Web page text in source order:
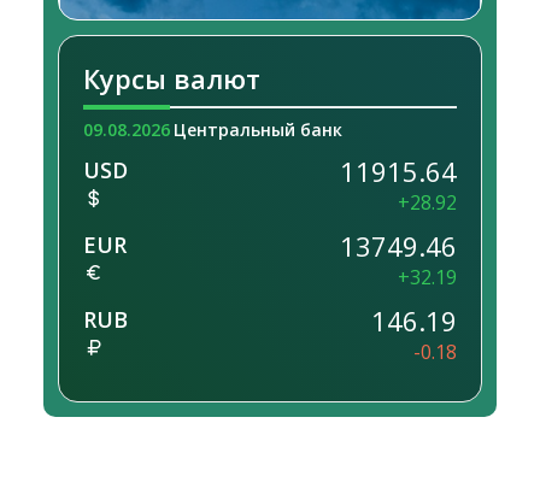
Курсы валют
09.08.2026 Центральный банк
USD 11915.64
+28.92
EUR 13749.46
+32.19
RUB 146.19
-0.18